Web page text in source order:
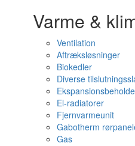
Varme &
Ventilation
Aftræksløsninger
Biokedler
Diverse
El-radiatorer
Fjernvarmeunit
Gabotherm
Gas